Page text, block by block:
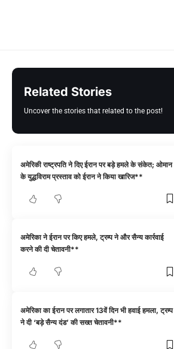
Related Stories
Uncover the stories that related to the post!
अमेरिकी राष्ट्रपति ने दिए ईरान पर बड़े हमले के संकेत; ओमान
के युद्धविराम प्रस्ताव को ईरान ने किया खारिज**
अमेरिका ने ईरान पर किए हमले, ट्रम्प ने और सैन्य कार्रवाई
करने की दी चेतावनी**
अमेरिका का ईरान पर लगातार 13वें दिन भी हवाई हमला, ट्रम्प
ने दी ‘बड़े सैन्य दंड’ की सख्त चेतावनी**